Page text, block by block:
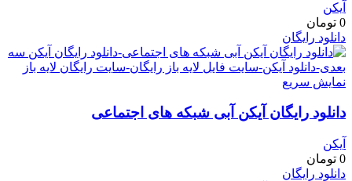
آیکن
0 تومان
دانلود رایگان
نمایش سریع
دانلود رایگان آیکن آبی شبکه های اجتماعی
آیکن
0 تومان
دانلود رایگان